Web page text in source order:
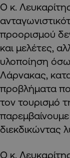
Ο κ.
προορισμού
και μελέτες,
υλοποίηση
Λάρνακας,
προβλήματα
τον τουρισμό
διεκδικώντας
Ο κ.